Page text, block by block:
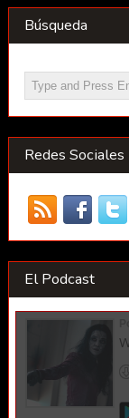
Búsqueda
Redes Sociales
El Podcast